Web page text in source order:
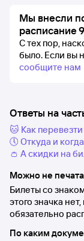
Мы внесли
расписание
С тех пор,
было. Если вы
сообщите нам
Ответы на
🐱 Как
🕔 Откуда и
👛 А скидки на
Можно не
Билеты со
этого значка
обязательно
По каким